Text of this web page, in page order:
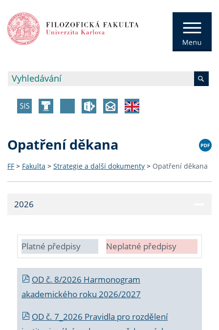
Opatření děkana
FF > Fakulta > Strategie a další dokumenty > Opatření děkana
2026
Platné předpisy Neplatné předpisy
OD č. 8/2026 Harmonogram
akademického roku 2026/2027
OD č. 7_2026 Pravidla pro rozdělení